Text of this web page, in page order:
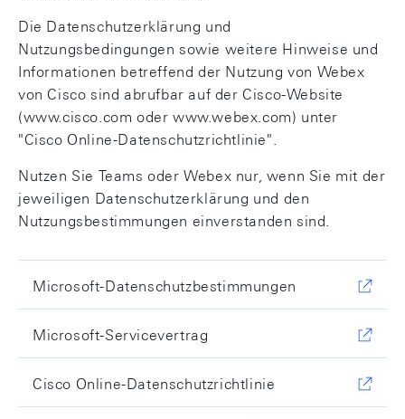
Die Datenschutzerklärung und
Nutzungsbedingungen sowie weitere Hinweise und
Informationen betreffend der Nutzung von Webex
von Cisco sind abrufbar auf der Cisco-Website
(www.cisco.com oder www.webex.com) unter
"Cisco Online-Datenschutzrichtlinie".
Nutzen Sie Teams oder Webex nur, wenn Sie mit der
jeweiligen Datenschutzerklärung und den
Nutzungsbestimmungen einverstanden sind.
Microsoft-Datenschutzbestimmungen
Microsoft-Servicevertrag
Cisco Online-Datenschutzrichtlinie